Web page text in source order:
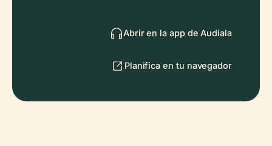
Abrir en la app de Audiala
Planifica en tu navegador